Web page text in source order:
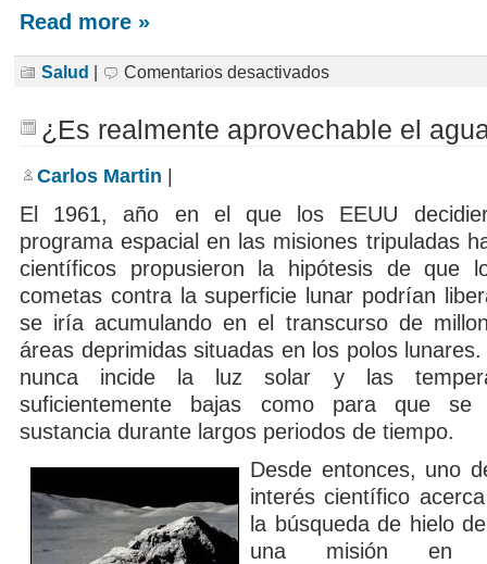
Read more »
Salud | Comentarios desactivados
del
Ébola
¿Es realmente aprovechable el
Carlos Martin
El 1961, año en el que los EEUU
programa espacial en las misiones tripuladas
científicos propusieron la hipótesis de que
cometas contra la superficie lunar podrían
se iría acumulando en el transcurso de
áreas deprimidas situadas en los polos
nunca incide la luz solar y las
suficientemente bajas como para que se
sustancia durante largos periodos de tiempo.
Desde entonces, uno
interés científico
la búsqueda de hielo
una misión en